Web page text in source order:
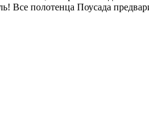
Все полотенца Поусада